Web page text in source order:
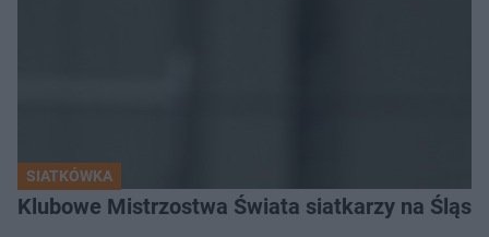
SIATKÓWKA
Klubowe Mistrzostwa Świata siatkarzy na